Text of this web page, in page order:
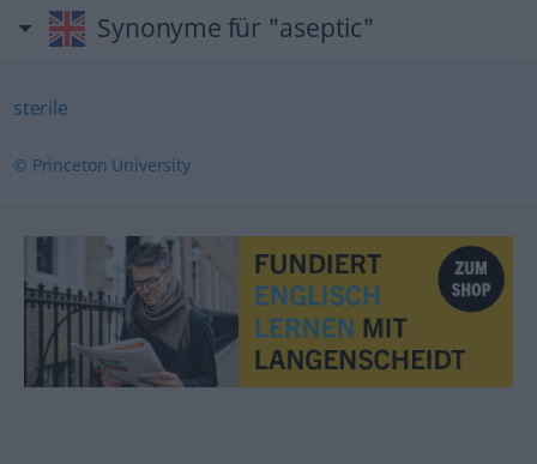
Synonyme für "aseptic"
sterile
© Princeton University